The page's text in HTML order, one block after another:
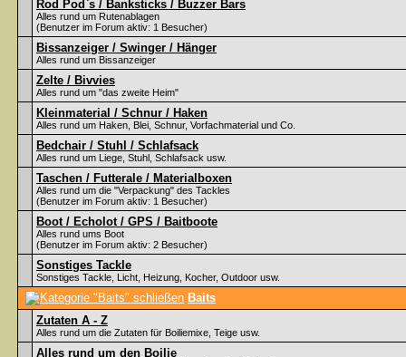
Rod Pod`s / Banksticks / Buzzer Bars
Alles rund um Rutenablagen
(Benutzer im Forum aktiv: 1 Besucher)
Bissanzeiger / Swinger / Hänger
Alles rund um Bissanzeiger
Zelte / Bivvies
Alles rund um "das zweite Heim"
Kleinmaterial / Schnur / Haken
Alles rund um Haken, Blei, Schnur, Vorfachmaterial und Co.
Bedchair / Stuhl / Schlafsack
Alles rund um Liege, Stuhl, Schlafsack usw.
Taschen / Futterale / Materialboxen
Alles rund um die "Verpackung" des Tackles
(Benutzer im Forum aktiv: 1 Besucher)
Boot / Echolot / GPS / Baitboote
Alles rund ums Boot
(Benutzer im Forum aktiv: 2 Besucher)
Sonstiges Tackle
Sonstiges Tackle, Licht, Heizung, Kocher, Outdoor usw.
Baits
Zutaten A - Z
Alles rund um die Zutaten für Boiliemixe, Teige usw.
Alles rund um den Boilie